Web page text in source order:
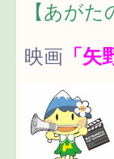
【あが
映画 「矢